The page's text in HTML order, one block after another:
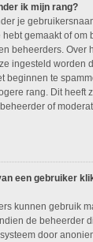
ik mijn rang?
je
gemaakt of om
beheerders. Over
ingesteld worden
beginnen te
rang. Dit heeft
of
een gebruiker
kunnen gebruik
de beheerder
door